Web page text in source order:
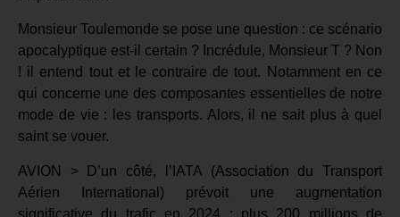
Monsieur Toulemonde se pose une question : ce scénario
apocalyptique est-il certain ? Incrédule, Monsieur T ? Non
! il entend tout et le contraire de tout. Notamment en ce
qui concerne une des composantes essentielles de notre
mode de vie : les transports. Alors, il ne sait plus à quel
saint se vouer.
AVION > D’un côté, l’IATA (Association du Transport
Aérien International) prévoit une augmentation
significative du trafic en 2024 : plus 200 millions de